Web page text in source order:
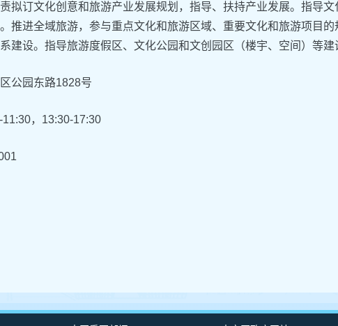
责拟订文化创意和旅游产业发展规划，指导、扶持产业发展。指导
推进全域旅游，参与重点文化和旅游区域、重要文化和旅游项目
建设。指导旅游度假区、文化公园和文创园区（楼宇、空间）等建
公园东路1828号
，13:30-17:30